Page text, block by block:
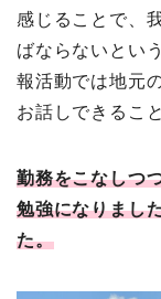
感じることで、
ばならないとい
報活動では地元
お話しできるこ
勤務をこなしつ
勉強になりまし
た。